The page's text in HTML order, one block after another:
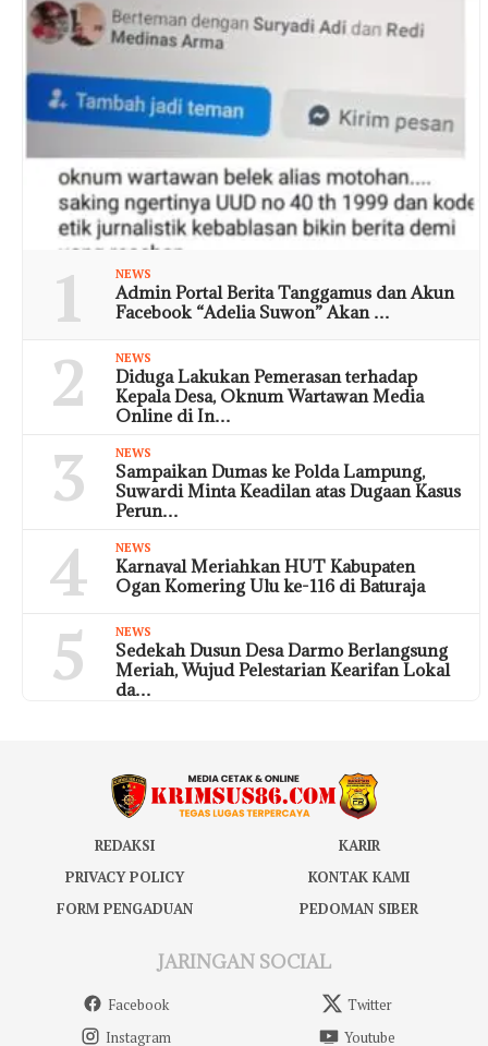
1 NEWS
Admin Portal Berita Tanggamus dan Akun
Facebook “Adelia Suwon” Akan …
2 NEWS
Diduga Lakukan Pemerasan terhadap
Kepala Desa, Oknum Wartawan Media
Online di In…
3 NEWS
Sampaikan Dumas ke Polda Lampung,
Suwardi Minta Keadilan atas Dugaan Kasus
Perun…
4 NEWS
Karnaval Meriahkan HUT Kabupaten
Ogan Komering Ulu ke-116 di Baturaja
5 NEWS
Sedekah Dusun Desa Darmo Berlangsung
Meriah, Wujud Pelestarian Kearifan Lokal
da…
REDAKSI
KARIR
PRIVACY POLICY
KONTAK KAMI
FORM PENGADUAN
PEDOMAN SIBER
JARINGAN SOCIAL
Facebook
Twitter
Instagram
Youtube